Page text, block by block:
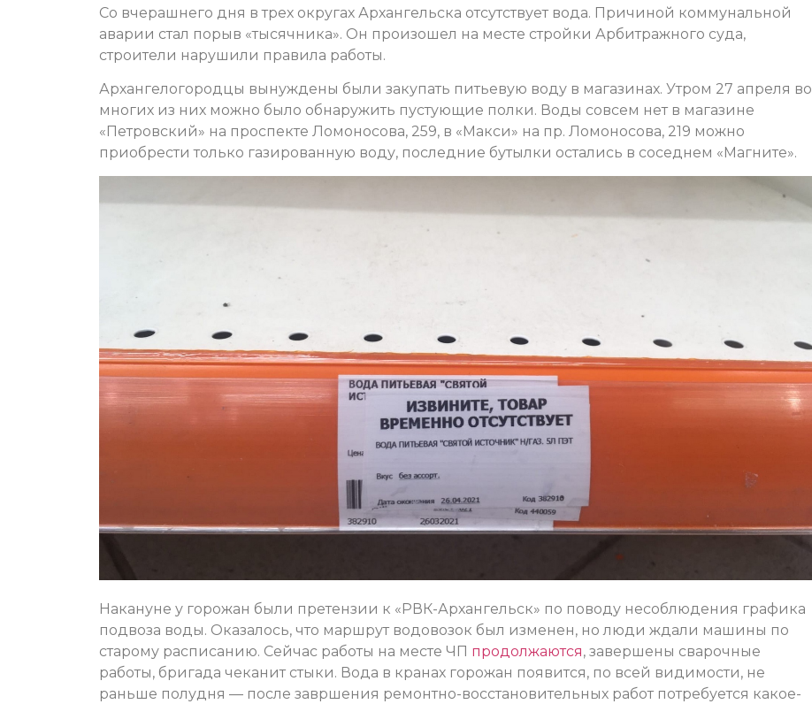
Со вчерашнего дня в трех округах Архангельска отсутствует вода. Причиной коммунальной
аварии стал порыв «тысячника». Он произошел на месте стройки Арбитражного суда,
строители нарушили правила работы.
Архангелогородцы вынуждены были закупать питьевую воду в магазинах. Утром 27 апреля во
многих из них можно было обнаружить пустующие полки. Воды совсем нет в магазине
«Петровский» на проспекте Ломоносова, 259, в «Макси» на пр. Ломоносова, 219 можно
приобрести только газированную воду, последние бутылки остались в соседнем «Магните».
Накануне у горожан были претензии к «РВК-Архангельск» по поводу несоблюдения графика
подвоза воды. Оказалось, что маршрут водовозок был изменен, но люди ждали машины по
старому расписанию. Сейчас работы на месте ЧП продолжаются, завершены сварочные
работы, бригада чеканит стыки. Вода в кранах горожан появится, по всей видимости, не
раньше полудня — после завршения ремонтно-восстановительных работ потребуется какое-